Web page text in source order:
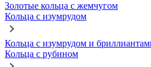
Золотые кольца с жемчугом
Кольца с изумрудом
Кольца с изумрудом и
Кольца с рубином